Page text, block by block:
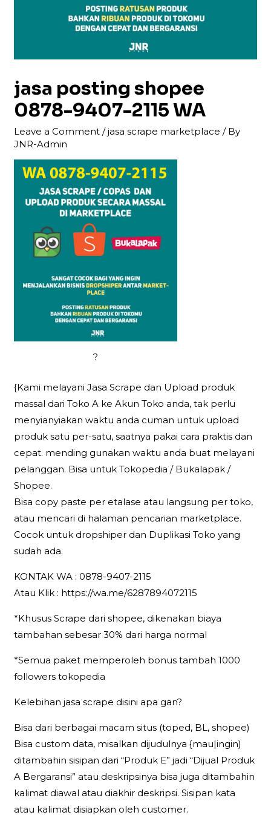
jasa posting shopee
0878-9407-2115 WA
Leave a Comment /jasa scrape marketplace / By
JNR-Admin
?
{Kami melayani Jasa Scrape dan Upload produk
massal dari Toko A ke Akun Toko anda, tak perlu
menyianyiakan waktu anda cuman untuk upload
produk satu per-satu, saatnya pakai cara praktis dan
cepat. mending gunakan waktu anda buat melayani
pelanggan. Bisa untuk Tokopedia / Bukalapak /
Shopee.
Bisa copy paste per etalase atau langsung per toko,
atau mencari di halaman pencarian marketplace.
Cocok untuk dropshiper dan Duplikasi Toko yang
sudah ada.
KONTAK WA : 0878-9407-2115
Atau Klik : https://wa.me/6287894072115
*Khusus Scrape dari shopee, dikenakan biaya
tambahan sebesar 30% dari harga normal
*Semua paket memperoleh bonus tambah 1000
followers tokopedia
Kelebihan jasa scrape disini apa gan?
Bisa dari berbagai macam situs (toped, BL, shopee)
Bisa custom data, misalkan dijudulnya {mau|ingin)
ditambahin sisipan dari “Produk E” jadi “Dijual Produk
A Bergaransi” atau deskripsinya bisa juga ditambahin
kalimat diawal atau diakhir deskripsi. Sisipan kata
atau kalimat disiapkan oleh customer.